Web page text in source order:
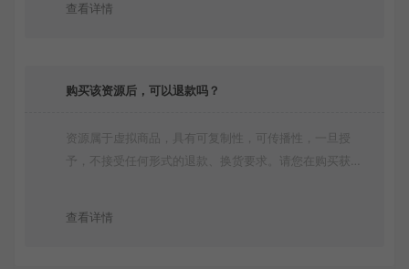
查看详情
购买该资源后，可以退款吗？
资源属于虚拟商品，具有可复制性，可传播性，一旦授
予，不接受任何形式的退款、换货要求。请您在购买获取
查看详情